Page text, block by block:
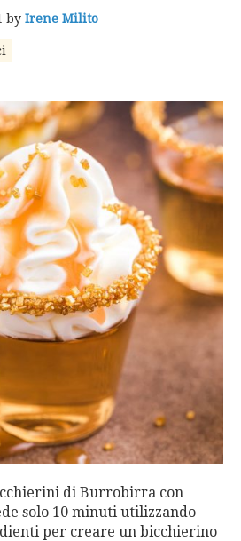
by Irene Milito
di Burrobirra con
solo 10 minuti utilizzando
per creare un bicchierino